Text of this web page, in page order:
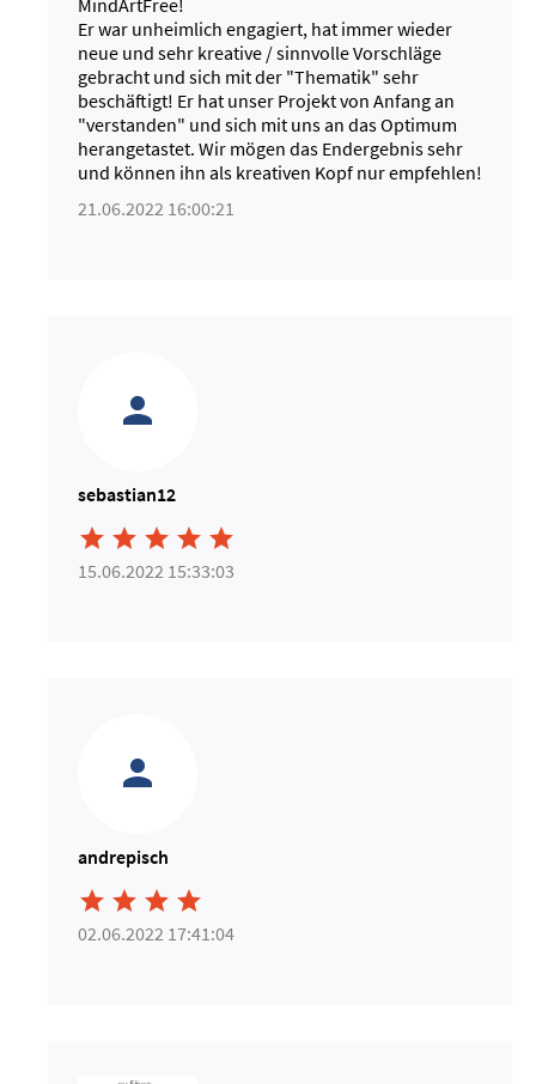
MindArtFree!
Er war unheimlich engagiert, hat immer wieder
neue und sehr kreative / sinnvolle Vorschläge
gebracht und sich mit der "Thematik" sehr
beschäftigt! Er hat unser Projekt von Anfang an
"verstanden" und sich mit uns an das Optimum
herangetastet. Wir mögen das Endergebnis sehr
und können ihn als kreativen Kopf nur empfehlen!
21.06.2022 16:00:21
sebastian12
    
15.06.2022 15:33:03
andrepisch
   
02.06.2022 17:41:04